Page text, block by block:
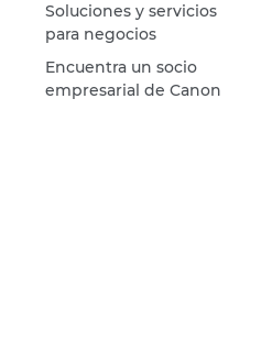
Soluciones y servicios
para negocios
Encuentra un socio
empresarial de Canon